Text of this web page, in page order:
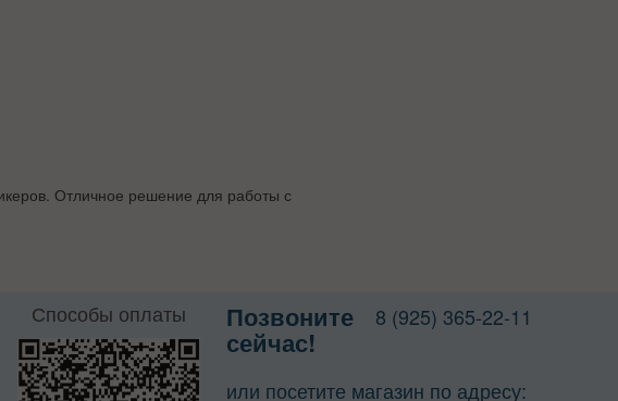
Отличное решение для работы с
Способы оплаты Позвоните
сейчас!
8 (925) 365-22-11
или посетите магазин по адресу: